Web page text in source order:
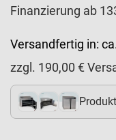
Finanzierung ab
Versandfertig in:
zzgl. 190,00 €